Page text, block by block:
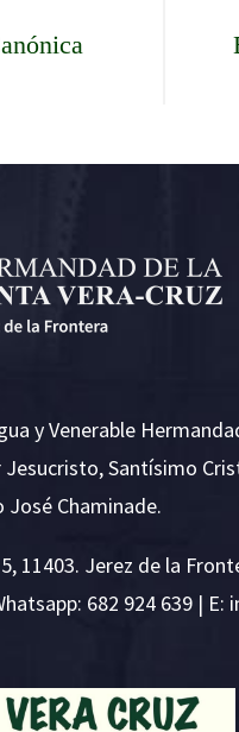
y Venerable
Santísimo
Chaminade.
11403. Jerez de la
682 924 639 | E: i